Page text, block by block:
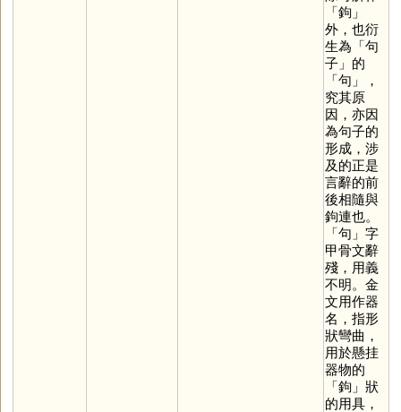
「鉤」
外，也衍
生為「句
子」的
「句 」，
究其原
因，亦因
為句子的
形成，涉
及的正是
言辭的前
後相隨與
鉤連也。
「句 」字
甲骨文辭
殘，用義
不明。金
文用作器
名，指形
狀彎曲，
用於懸挂
器物的
「鉤」狀
的用具，